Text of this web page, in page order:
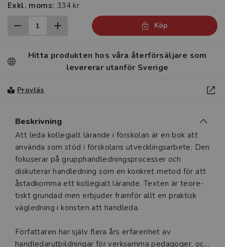
Exkl. moms: 334 kr
Köp
Hitta produkten hos våra återförsäljare som
levererar utanför Sverige
Provläs
Beskrivning
Beskrivning
Att leda kollegialt lärande i förskolan är en bok att
använda som stöd i förskolans utvecklingsarbete. Den
fokuserar på grupphandledningsprocesser och
diskuterar handledning som en konkret metod för att
åstadkomma ett kollegialt lärande. Texten är teore­
tiskt grundad men erbjuder framför allt en praktisk
vägledning i konsten att handleda.
Författaren har själv flera års erfarenhet av
handledarutbildningar för verksamma pedagoger, och